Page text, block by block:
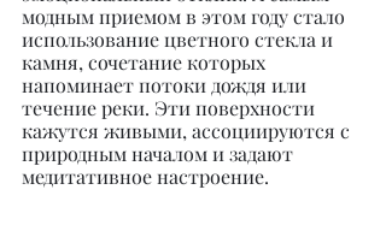
модным приемом в этом году стало
использование цветного стекла и
камня, сочетание которых
напоминает потоки дождя или
течение реки. Эти поверхности
кажутся живыми, ассоциируются с
природным началом и задают
медитативное настроение.